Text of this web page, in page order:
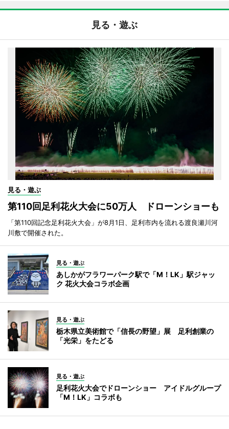
見る・遊ぶ
見る・遊ぶ
第110回足利花火大会に50万人 ドローンショーも
「第110回記念足利花火大会」が8月1日、足利市内を流れる渡良瀬川河
川敷で開催された。
見る・遊ぶ
あしかがフラワーパーク駅で「M！LK」駅ジャッ
ク 花火大会コラボ企画
見る・遊ぶ
栃木県立美術館で「信長の野望」展 足利創業の
「光栄」をたどる
見る・遊ぶ
足利花火大会でドローンショー アイドルグループ
「M！LK」コラボも